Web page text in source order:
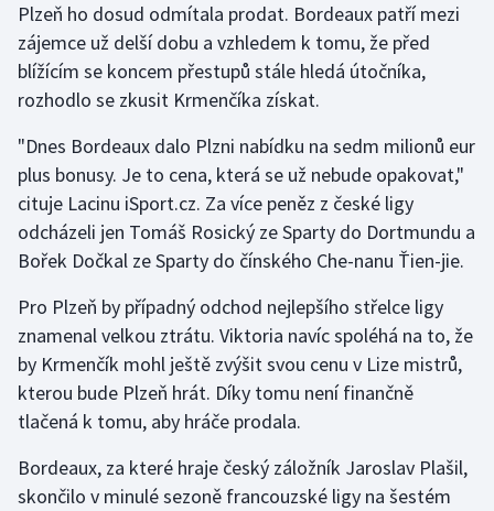
Jezdectví
Judo
Lezení
Lyže a snowboard
Motorsport
Olympijské hry
Plavání
Plzeň ho dosud odmítala prodat. Bordeaux patří mezi
zájemce už delší dobu a vzhledem k tomu, že před
blížícím se koncem přestupů stále hledá útočníka,
rozhodlo se zkusit Krmenčíka získat.
"Dnes Bordeaux dalo Plzni nabídku na sedm milionů eur
plus bonusy. Je to cena, která se už nebude opakovat,"
cituje Lacinu iSport.cz. Za více peněz z české ligy
odcházeli jen Tomáš Rosický ze Sparty do Dortmundu a
Bořek Dočkal ze Sparty do čínského Che-nanu Ťien-jie.
Pro Plzeň by případný odchod nejlepšího střelce ligy
znamenal velkou ztrátu. Viktoria navíc spoléhá na to, že
by Krmenčík mohl ještě zvýšit svou cenu v Lize mistrů,
kterou bude Plzeň hrát. Díky tomu není finančně
tlačená k tomu, aby hráče prodala.
Bordeaux, za které hraje český záložník Jaroslav Plašil,
skončilo v minulé sezoně francouzské ligy na šestém